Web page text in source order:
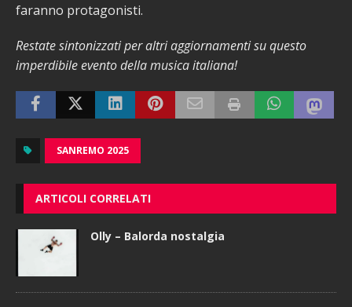
faranno protagonisti.
Restate sintonizzati per altri aggiornamenti su questo
imperdibile evento della musica italiana!
SANREMO 2025
ARTICOLI CORRELATI
Olly – Balorda nostalgia